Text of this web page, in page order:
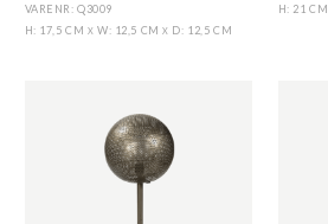
VARENR: Q3009
H: 17,5 CM X W: 12,5 CMX D: 12,5 CM
H: 21 CM